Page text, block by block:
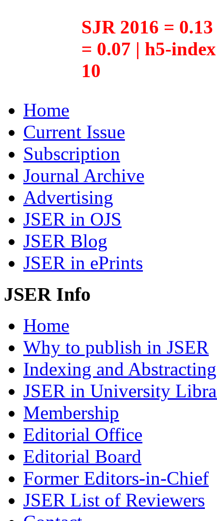
SJR 2016 =
= 0.07 | h5-
10
Home
Current Issue
Subscription
Journal Archive
Advertising
JSER in OJS
JSER Blog
JSER in ePrints
JSER Info
Home
Why to publish in JSER
Indexing and Abstracting
JSER in University
Membership
Editorial Office
Editorial Board
Former Editors-in-Chief
JSER List of Reviewers